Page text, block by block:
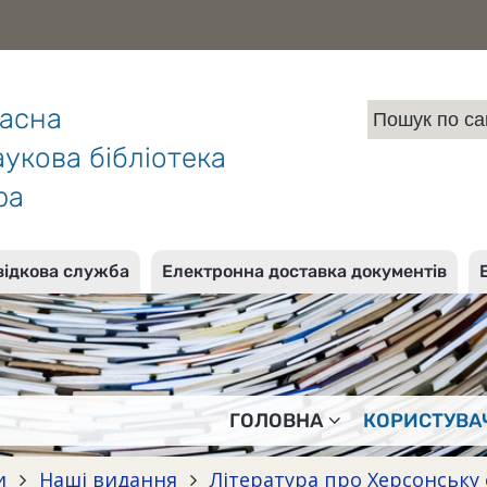
бібліотека
служба Електронна доставка документів
ГОЛОВНА
Наші видання Література про